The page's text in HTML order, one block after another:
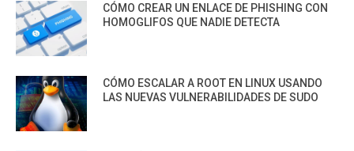
CÓMO CREAR UN ENLACE DE PHISHING CON
HOMOGLIFOS QUE NADIE DETECTA
CÓMO ESCALAR A ROOT EN LINUX USANDO
LAS NUEVAS VULNERABILIDADES DE SUDO